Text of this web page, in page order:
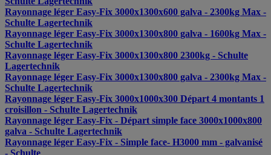
Rayonnage léger Easy-Fix 3000x1300x600 galva - 2300kg Max -
Schulte Lagertechnik
Rayonnage léger Easy-Fix 3000x1300x800 galva - 1600kg Max -
Schulte Lagertechnik
Rayonnage léger Easy-Fix 3000x1300x800 2300kg - Schulte
Lagertechnik
Rayonnage léger Easy-Fix 3000x1300x800 galva - 2300kg Max -
Schulte Lagertechnik
Rayonnage léger Easy-Fix 3000x1000x300 Départ 4 montants 1
croisillon - Schulte Lagertechnik
Rayonnage léger Easy-Fix - Départ simple face 3000x1000x800
galva - Schulte Lagertechnik
Rayonnage léger Easy-Fix - Simple face- H3000 mm - galvanisé
- Schulte